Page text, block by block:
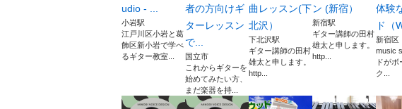
udio - ...
小岩駅
江戸川区小岩と葛
飾区新小岩で学べ
るギター教室...
者の方向けギ
ターレッスン
で...
国立市
これからギターを
始めてみたい方、
まだ楽器を持...
曲レッスン(下
北沢）
下北沢駅
ギター講師の田村
雄太と申します。
http...
ン (新宿）
新宿駅
ギター講師の田村
雄太と申します。
http...
体験
ド（
新宿区
music
ドが
ク...